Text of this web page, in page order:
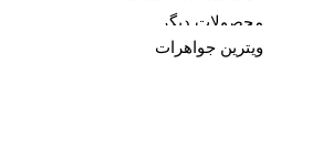
محصولات دیگر
ویترین جواهرات